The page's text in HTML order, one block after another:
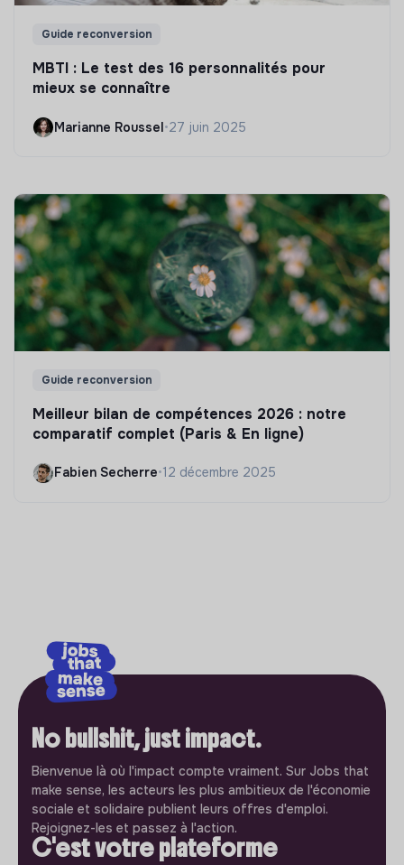
Guide reconversion
MBTI : Le test des 16 personnalités pour
mieux se connaître
Marianne Roussel•27 juin 2025
Guide reconversion
Meilleur bilan de compétences 2026 : notre
comparatif complet (Paris & En ligne)
Fabien Secherre•12 décembre 2025
No bullshit, just impact.
Bienvenue là où l'impact compte vraiment. Sur Jobs that
make sense, les acteurs les plus ambitieux de l'économie
sociale et solidaire publient leurs offres d'emploi.
Rejoignez-les et passez à l'action.
C'est votre plateforme